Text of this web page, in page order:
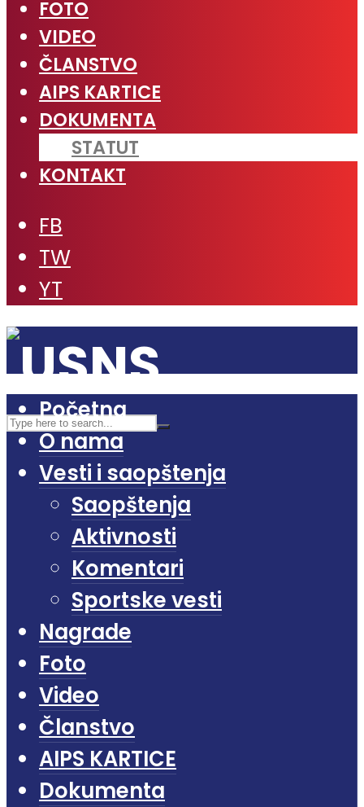
FOTO
VIDEO
ČLANSTVO
AIPS KARTICE
DOKUMENTA
STATUT
KONTAKT
FB
TW
YT
Početna
O nama
Vesti i saopštenja
Saopštenja
Aktivnosti
Komentari
Sportske vesti
Nagrade
Foto
Video
Članstvo
AIPS KARTICE
Dokumenta